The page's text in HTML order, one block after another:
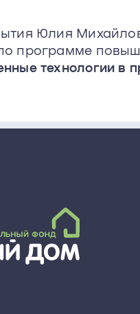
Юлия
программе
технологии в